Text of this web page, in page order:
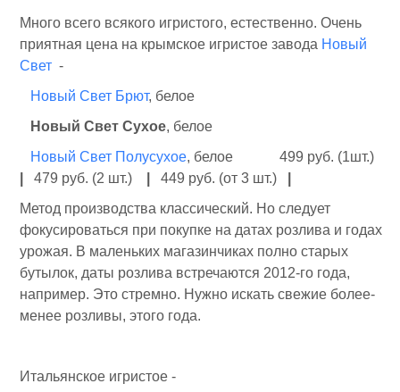
Много всего всякого игристого, естественно. Очень
приятная цена на крымское игристое завода Новый
Свет -
Новый Свет Брют, белое
Новый Свет Сухое, белое
Новый Свет Полусухое, белое 499 руб. (1шт.)
479 руб. (2 шт.) 449 руб. (от 3 шт.)
Метод производства классический. Но следует
фокусироваться при покупке на датах розлива и годах
урожая. В маленьких магазинчиках полно старых
бутылок, даты розлива встречаются 2012-го года,
например. Это стремно. Нужно искать свежие более-
менее розливы, этого года.
Итальянское игристое -